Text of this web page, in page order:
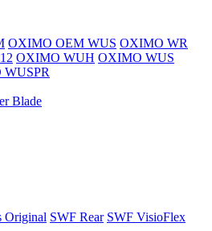
OXIMO OEM WUS OXIMO WR
OXIMO WUH OXIMO WUS
Blade
Original SWF Rear SWF VisioFlex